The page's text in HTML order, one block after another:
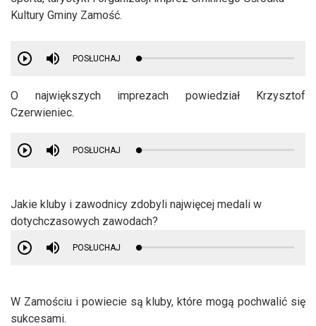
Kultury Gminy Zamość.
POSŁUCHAJ
O największych imprezach powiedział Krzysztof
Czerwieniec.
POSŁUCHAJ
Jakie kluby i zawodnicy zdobyli najwięcej medali w
dotychczasowych zawodach?
POSŁUCHAJ
W Zamościu i powiecie są kluby, które mogą pochwalić się
sukcesami.